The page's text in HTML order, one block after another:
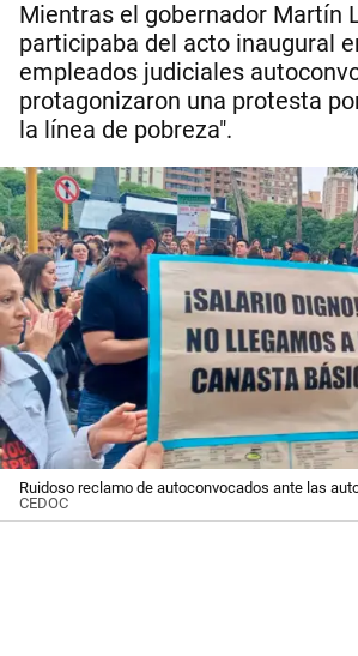
Mientras el gobernador Martín
participaba del acto inaugural
empleados judiciales
protagonizaron una protesta
la línea de pobreza".
Ruidoso reclamo de autoconvocados ante las
CEDOC